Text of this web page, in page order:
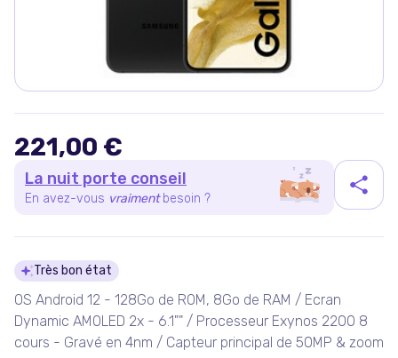
221,00 €
La nuit porte conseil
En avez-vous vraiment besoin ?
Détails du produit
Très bon état
OS Android 12 - 128Go de ROM, 8Go de RAM / Ecran
Dynamic AMOLED 2x - 6.1"" / Processeur Exynos 2200 8
cours - Gravé en 4nm / Capteur principal de 50MP & zoom